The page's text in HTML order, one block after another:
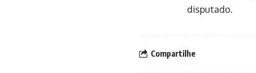
disputado.
Compartilhe